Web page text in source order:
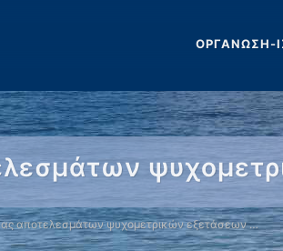
ΟΡΓΑΝΩΣΗ-
αποτελεσμάτων ψυχομετρικών εξετάσεων …